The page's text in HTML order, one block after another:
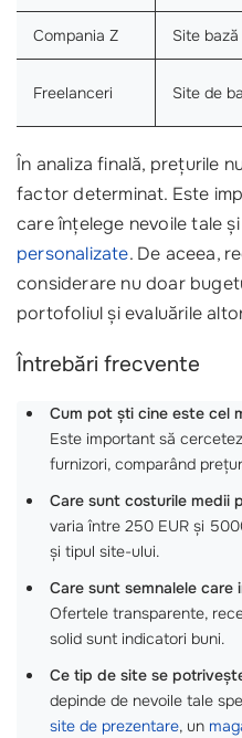
Compania Z Site
Freelanceri Site de
În analiza finală, prețurile
factor determinat. Este
care înțelege nevoile tale
personalizate. De aceea,
considerare nu doar
portofoliul și evaluările
Întrebări frecvente
Cum pot ști cine este cel
Este important să
furnizori, comparând
Care sunt costurile medii
varia între 250 EUR și
și tipul site-ului.
Care sunt semnalele care
Ofertele transparente,
solid sunt indicatori buni.
Ce tip de site se
depinde de nevoile tale
site de prezentare, un